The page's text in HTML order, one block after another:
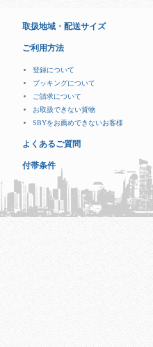
取扱地域・配送サイズ
ご利用方法
登録について
ブッキングについて
ご請求について
お取扱できない貨物
SBYをお薦めできないお客様
よくあるご質問
付帯条件